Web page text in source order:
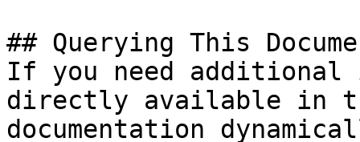
## Querying This
If you need
directly available in
documentation